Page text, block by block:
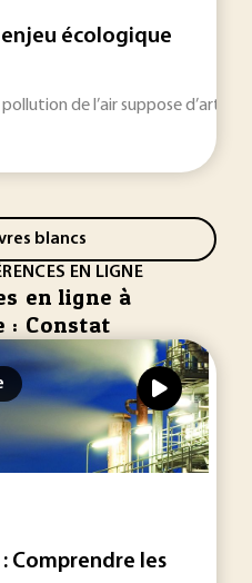
écologique
de l’air suppose
blancs
EN LIGNE
en ligne à
: Constat
Comprendre les